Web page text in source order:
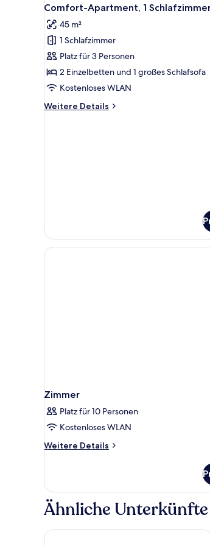
Fotos
für
Comfort-
Apartment,
1
Schlafzimmer,
anzeigen
11
Comfort-Apartment, 1
45 m²
1 Schlafzimmer
Platz für 3 Personen
2 Einzelbetten und 1 großes Schlafsofa
Kostenloses WLAN
Weitere Details
Weitere
Zimmer
Platz für 10 Personen
Kostenloses WLAN
Weitere Details
Weitere
Ähnliche Unterkünfte
Apartamentos HG Lomo Blanco